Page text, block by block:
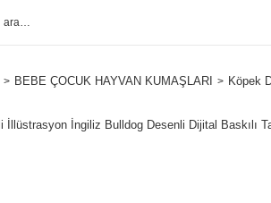
BEBE ÇOCUK HAYVAN KUMAŞLARI Köpek